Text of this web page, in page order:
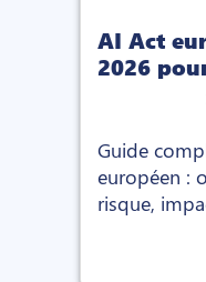
AI Act
2026
suisses
Guide
européen :
risque,